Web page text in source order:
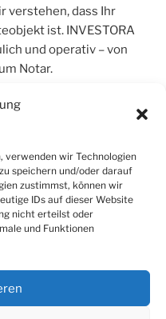
verwenden wir Technologien
speichern und/oder darauf
zustimmst, können wir
IDs auf dieser Website
nicht erteilst oder
und Funktionen
verstehen, dass Ihr
ist. INVESTORA
und operativ – von
Notar.
VORBEHALT
jegliche Haftung für
Die
Information und stellen